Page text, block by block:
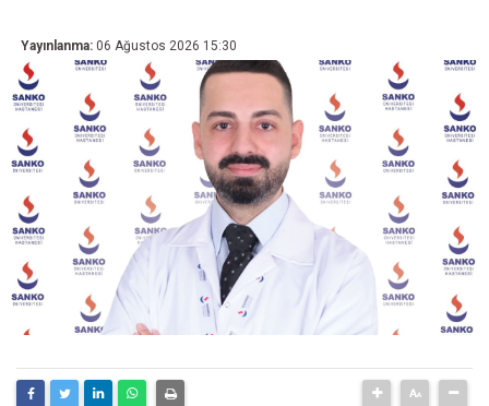
Yayınlanma: 06 Ağustos 2026 15:30